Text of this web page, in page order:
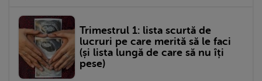
Trimestrul 1: lista scurtă de
lucruri pe care merită să le faci
(și lista lungă de care să nu îți
pese)